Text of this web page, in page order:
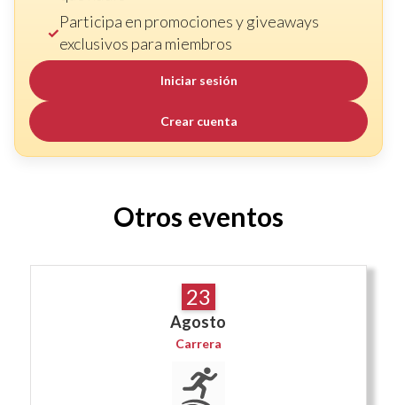
Participa en promociones y giveaways
exclusivos para miembros
Iniciar sesión
Crear cuenta
Otros eventos
23
Agosto
Carrera